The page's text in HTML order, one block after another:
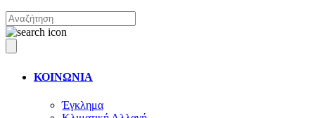
ΚΟΙΝΩΝΙΑ
Έγκλημα